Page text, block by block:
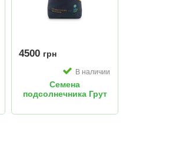
4500 грн
В наличии
Семена
подсолнечника Грут